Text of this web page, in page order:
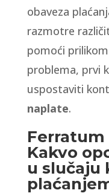
obaveza
razmotre
pomoći
problema, prvi
uspostaviti
naplate.
Ferratum
Kakvo
u slučaju